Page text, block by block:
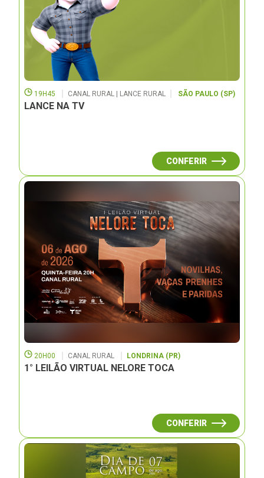
19H45 CANAL RURAL | LANCE RURAL SÃO PAULO (SP)
LANCE NA TV
CONFERIR
20H00 CANAL RURAL LONDRINA (PR)
1° LEILÃO VIRTUAL NELORE TOCA
CONFERIR